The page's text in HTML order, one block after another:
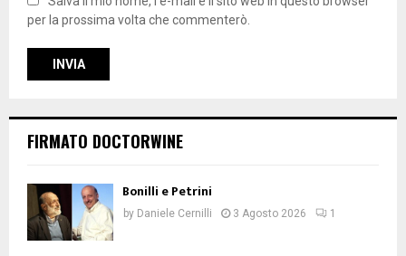
per la prossima volta che commenterò.
FIRMATO DOCTORWINE
Bonilli e Petrini
by Daniele Cernilli 3 Agosto 2026 1